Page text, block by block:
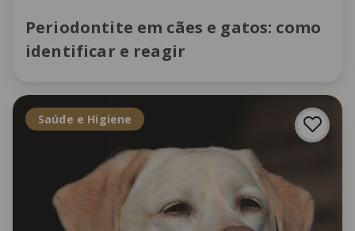
Periodontite em cães e gatos: como
identificar e reagir
Saúde e Higiene